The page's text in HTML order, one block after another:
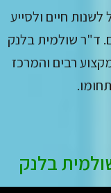
חיים ולסייע
ד"ר שולמית בלנק
רבים והמרכז
בלנק